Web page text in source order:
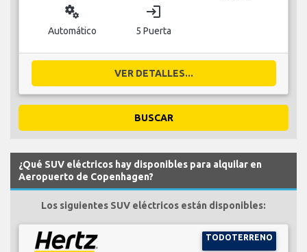
miscellaneous_services
Automático
login
5 Puerta
VER DETALLES...
BUSCAR
¿Qué SUV eléctricos hay disponibles para alquilar en
Aeropuerto de Copenhagen?
Los siguientes SUV eléctricos están disponibles:
TODOTERRENO